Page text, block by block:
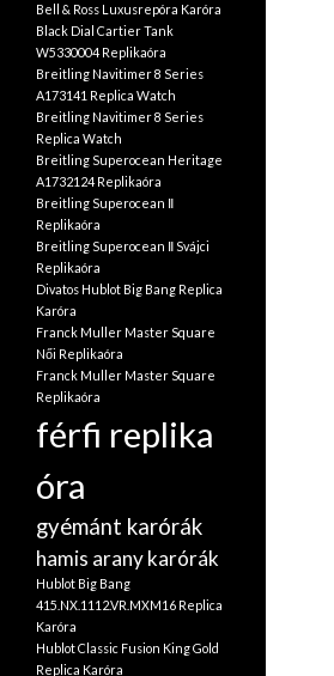
Bell & Ross Luxusrepóra Karóra
Black Dial Cartier Tank
W5330004 Replikaóra
Breitling Navitimer 8 Series
A173141 Replica Watch
Breitling Navitimer 8 Series
Replica Watch
Breitling Superocean Heritage
A1732124 Replikaóra
Breitling Superocean Ⅱ
Replikaóra
Breitling Superocean Ⅱ Svájci
Replikaóra
Divatos Hublot Big Bang Replica
Karóra
Franck Muller Master Square
Női Replikaóra
Franck Muller Master Square
Replikaóra
férfi replika
óra
gyémánt karórák
hamis arany karórák
Hublot Big Bang
415.NX.1112.VR.MXM16 Replica
Karóra
Hublot Classic Fusion King Gold
Replica Karóra